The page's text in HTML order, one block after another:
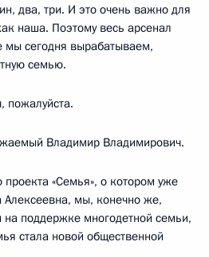
два, три. И это очень важно для
наша. Поэтому весь арсенал
сегодня вырабатываем,
семью.
пожалуйста.
Владимир Владимирович.
«Семья», о котором уже
Алексеевна, мы, конечно же,
поддержке многодетной семьи,
стала новой общественной